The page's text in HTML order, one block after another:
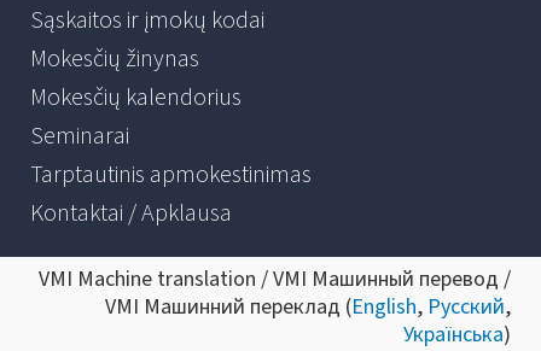
Sąskaitos ir įmokų kodai
Mokesčių žinynas
Mokesčių kalendorius
Seminarai
Tarptautinis apmokestinimas
Kontaktai / Apklausa
VMI Machine translation / VMI Машинный перевод /
VMI Машинний переклад (English, Русский,
Українська)